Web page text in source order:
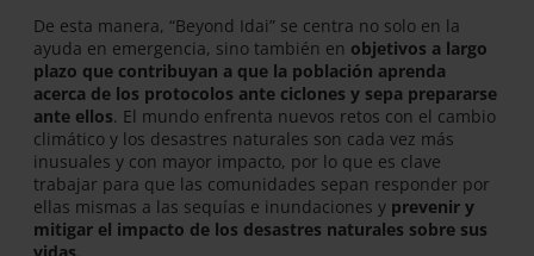
De esta manera, “Beyond Idai” se centra no solo en la
ayuda en emergencia, sino también en objetivos a largo
plazo que contribuyan a que la población aprenda
acerca de los protocolos ante ciclones y sepa prepararse
ante ellos. El mundo enfrenta nuevos retos con el cambio
climático y los desastres naturales son cada vez más
inusuales y con mayor impacto, por lo que es clave
trabajar para que las comunidades sepan responder por
ellas mismas a las sequías e inundaciones y prevenir y
mitigar el impacto de los desastres naturales sobre sus
vidas.